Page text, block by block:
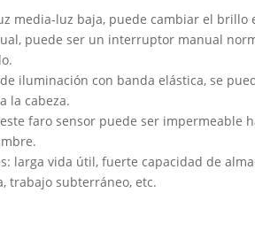
media-luz baja, puede cambiar el
puede ser un interruptor manual
iluminación con banda elástica, se
la cabeza.
faro sensor puede ser impermeable
larga vida útil, fuerte capacidad de
trabajo subterráneo, etc.